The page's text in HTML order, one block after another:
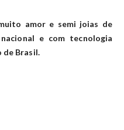
amor e semi joias de
e com tecnologia
de Brasil.